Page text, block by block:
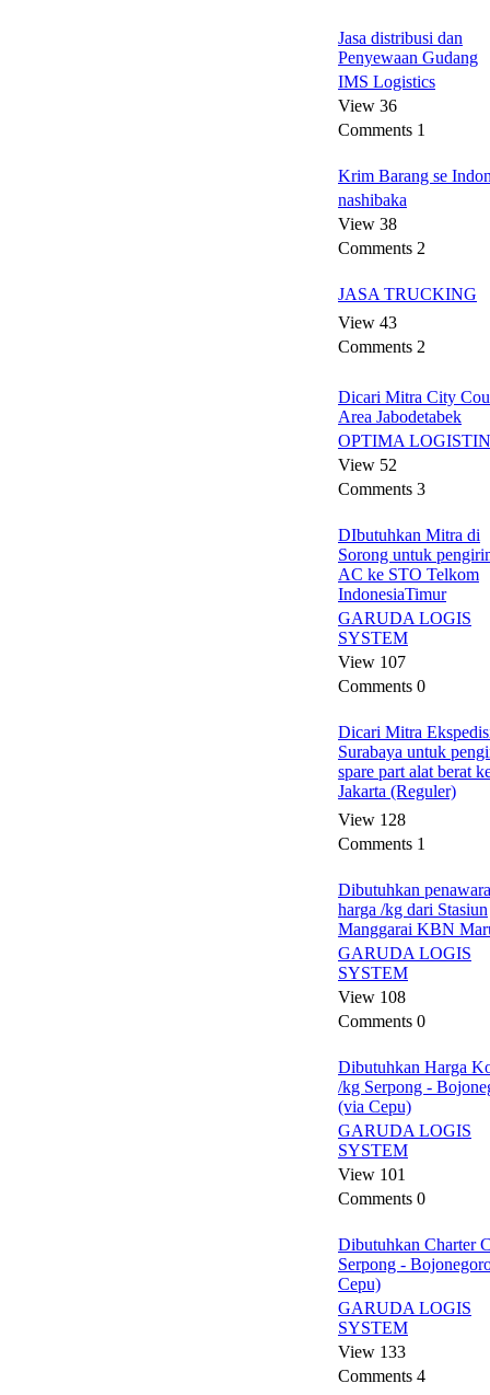
Jasa distribusi dan
Penyewaan Gudang
IMS Logistics
View 36
Comments 1
Krim Barang se
nashibaka
View 38
Comments 2
JASA TRUCKING
View 43
Comments 2
Dicari Mitra City
Area Jabodetabek
OPTIMA
View 52
Comments 3
DIbutuhkan Mitra di
Sorong untuk
AC ke STO Telkom
IndonesiaTimur
GARUDA LOGIS
SYSTEM
View 107
Comments 0
Dicari Mitra
Surabaya untuk
spare part alat berat
Jakarta (Reguler)
View 128
Comments 1
Dibutuhkan
harga /kg dari Stasiun
Manggarai KBN
GARUDA LOGIS
SYSTEM
View 108
Comments 0
Dibutuhkan Harga
/kg Serpong -
(via Cepu)
GARUDA LOGIS
SYSTEM
View 101
Comments 0
Dibutuhkan Charter
Serpong -
Cepu)
GARUDA LOGIS
SYSTEM
View 133
Comments 4